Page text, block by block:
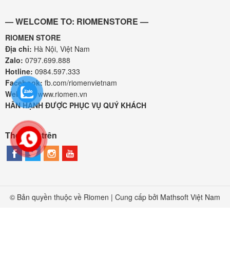
— WELCOME TO: RIOMENSTORE —
RIOMEN STORE
Địa chỉ: Hà Nội, Việt Nam
Zalo: 0797.699.888
Hotline: 0984.597.333
Facebook: fb.com/riomenvietnam
Website: www.riomen.vn
HÂN HẠNH ĐƯỢC PHỤC VỤ QUÝ KHÁCH
Theo dõi trên
© Bản quyền thuộc về Riomen | Cung cấp bởi Mathsoft Việt Nam